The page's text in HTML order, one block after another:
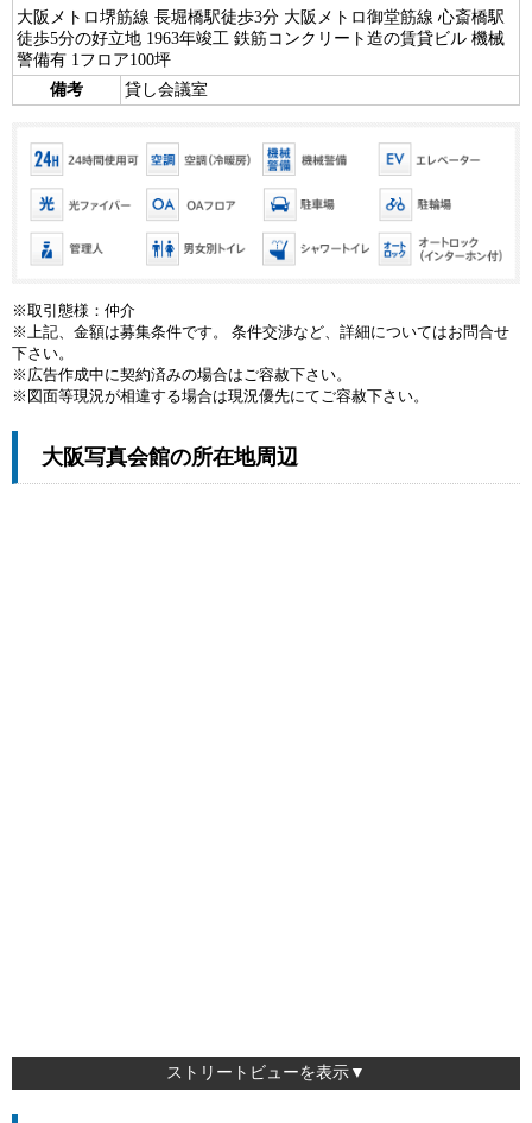
大阪メトロ堺筋線 長堀橋駅徒歩3分 大阪メトロ御堂筋線 心斎橋駅
徒歩5分の好立地 1963年竣工 鉄筋コンクリート造の賃貸ビル 機械
警備有 1フロア100坪
備考
貸し会議室
※取引態様：仲介
※上記、金額は募集条件です。 条件交渉など、詳細についてはお問合せ
下さい。
※広告作成中に契約済みの場合はご容赦下さい。
※図面等現況が相違する場合は現況優先にてご容赦下さい。
大阪写真会館の所在地周辺
ストリートビューを表示▼